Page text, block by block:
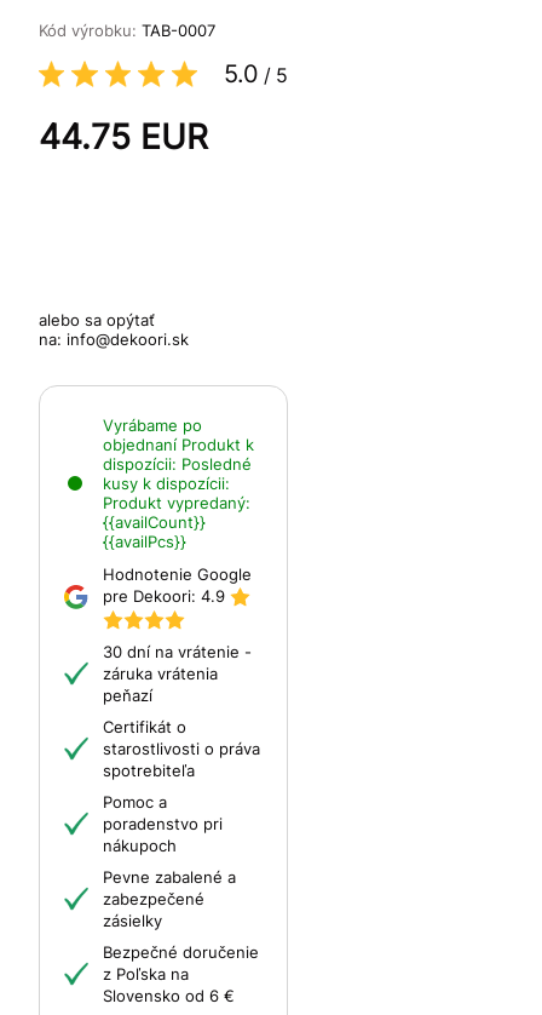
Kód výrobku: TAB-0007
5.0 / 5
44.75 EUR
alebo sa opýtať
na: info@dekoori.sk
Vyrábame po
objednaní Produkt k
dispozícii: Posledné
kusy k dispozícii:
Produkt vypredaný:
{{availCount}}
{{availPcs}}
Hodnotenie Google
pre Dekoori: 4.9
30 dní na vrátenie -
záruka vrátenia
peňazí
Certifikát o
starostlivosti o práva
spotrebiteľa
Pomoc a
poradenstvo pri
nákupoch
Pevne zabalené a
zabezpečené
zásielky
Bezpečné doručenie
z Poľska na
Slovensko od 6 €